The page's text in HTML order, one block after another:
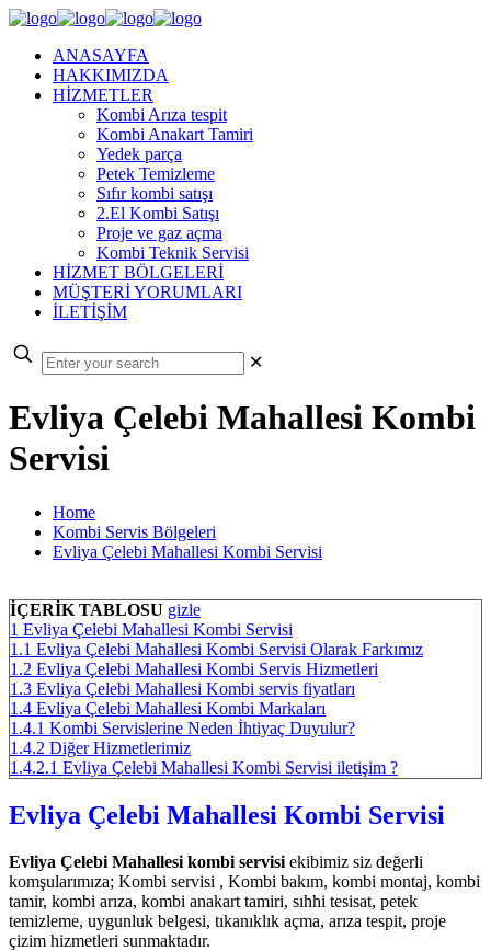
ANASAYFA
HAKKIMIZDA
HİZMETLER
Kombi Arıza tespit
Kombi Anakart Tamiri
Yedek parça
Petek Temizleme
Sıfır kombi satışı
2.El Kombi Satışı
Proje ve gaz açma
Kombi Teknik Servisi
HİZMET BÖLGELERİ
MÜŞTERİ YORUMLARI
İLETİŞİM
✕
Evliya Çelebi Mahallesi Kombi
Servisi
Home
Kombi Servis Bölgeleri
Evliya Çelebi Mahallesi Kombi Servisi
İÇERİK TABLOSU gizle
1 Evliya Çelebi Mahallesi Kombi Servisi
1.1 Evliya Çelebi Mahallesi Kombi Servisi Olarak Farkımız
1.2 Evliya Çelebi Mahallesi Kombi Servis Hizmetleri
1.3 Evliya Çelebi Mahallesi Kombi servis fiyatları
1.4 Evliya Çelebi Mahallesi Kombi Markaları
1.4.1 Kombi Servislerine Neden İhtiyaç Duyulur?
1.4.2 Diğer Hizmetlerimiz
1.4.2.1 Evliya Çelebi Mahallesi Kombi Servisi iletişim ?
Evliya Çelebi Mahallesi Kombi Servisi
Evliya Çelebi Mahallesi kombi servisi ekibimiz siz değerli
komşularımıza; Kombi servisi , Kombi bakım, kombi montaj, kombi
tamir, kombi arıza, kombi anakart tamiri, sıhhi tesisat, petek
temizleme, uygunluk belgesi, tıkanıklık açma, arıza tespit, proje
çizim hizmetleri sunmaktadır.